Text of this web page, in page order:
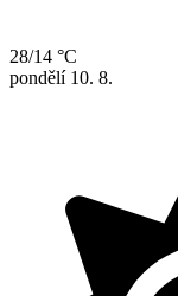
28/14 °C
pondělí 10. 8.